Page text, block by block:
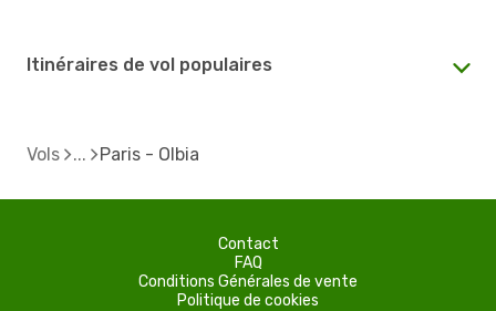
Itinéraires de vol populaires
Vols Paris - Olbia
Contact
FAQ
Conditions Générales de vente
Politique de cookies